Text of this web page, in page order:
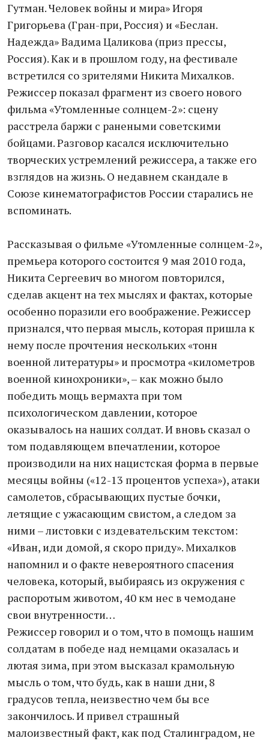
Гутман. Человек войны и мира» Игоря
Григорьева (Гран-при, Россия) и «Беслан.
Надежда» Вадима Цаликова (приз прессы,
Россия). Как и в прошлом году, на фестивале
встретился со зрителями Никита Михалков.
Режиссер показал фрагмент из своего нового
фильма «Утомленные солнцем-2»: сцену
расстрела баржи с ранеными советскими
бойцами. Разговор касался исключительно
творческих устремлений режиссера, а также его
взглядов на жизнь. О недавнем скандале в
Союзе кинематографистов России старались не
вспоминать.
Рассказывая о фильме «Утомленные солнцем-2»,
премьера которого состоится 9 мая 2010 года,
Никита Сергеевич во многом повторился,
сделав акцент на тех мыслях и фактах, которые
особенно поразили его воображение. Режиссер
признался, что первая мысль, которая пришла к
нему после прочтения нескольких «тонн
военной литературы» и просмотра «километров
военной кинохроники», – как можно было
победить мощь вермахта при том
психологическом давлении, которое
оказывалось на наших солдат. И вновь сказал о
том подавляющем впечатлении, которое
производили на них нацистская форма в первые
месяцы войны («12-13 процентов успеха»), атаки
самолетов, сбрасывающих пустые бочки,
летящие с ужасающим свистом, а следом за
ними – листовки с издевательским текстом:
«Иван, иди домой, я скоро приду». Михалков
напомнил и о факте невероятного спасения
человека, который, выбираясь из окружения с
распоротым животом, 40 км нес в чемодане
свои внутренности…
Режиссер говорил и о том, что в помощь нашим
солдатам в победе над немцами оказалась и
лютая зима, при этом высказал крамольную
мысль о том, что будь, как в наши дни, 8
градусов тепла, неизвестно чем бы все
закончилось. И привел страшный
малоизвестный факт, как под Сталинградом, не